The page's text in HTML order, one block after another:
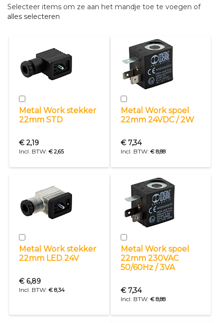
Selecteer items om ze aan het mandje toe te voegen of
alles selecteren
Metal Work stekker
22mm STD
Price
€ 2,65
€ 2,19
In
winkelwagen
Metal Work spoel
22mm 24VDC / 2W
Price
€ 8,88
€ 7,34
In
winkelwagen
Metal Work stekker
22mm LED 24V
Price
€ 8,34
€ 6,89
In
winkelwagen
Metal Work spoel
22mm 230VAC
50/60Hz / 3VA
Price
€ 8,88
€ 7,34
In
winkelwagen